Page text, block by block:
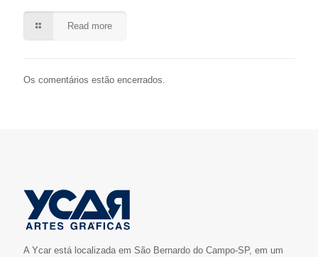
Read more
Os comentários estão encerrados.
A Ycar está localizada em São Bernardo do Campo-SP, em um